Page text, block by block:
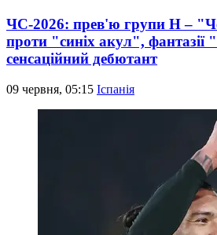
ЧС-2026: прев'ю групи Н –
проти "синіх акул", фантазії
сенсаційний дебютант
09 червня, 05:15 Іспанія